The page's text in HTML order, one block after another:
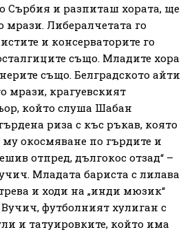
Сърбия и разпиташ хората, ще
мрази. Либералчетата го
и консерваторите го
също. Младите хора
също. Белградското айти
мрази, крагуевският
който слуша Шабан
риза с къс ръкав, която
окосмяване по гърдите и
отпред, дългокос отзад“ –
Младата бариста с лилава
и ходи на „инди мюзик“
футболният хулиган с
и татуировките, който има